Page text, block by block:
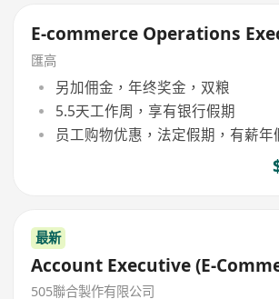
E-commerce Operations
匯高
另加佣金，年终奖金，双粮
5.5天工作周，享有银行假期
员工购物优惠，法定假期，有薪年
最新
Account Executive (E-
505聯合製作有限公司